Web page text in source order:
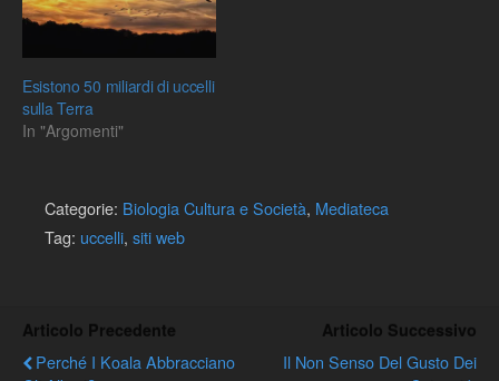
Esistono 50 miliardi di uccelli
sulla Terra
In "Argomenti"
Categorie: Biologia Cultura e Società, Mediateca
Tag: uccelli, siti web
Articolo Precedente
Perché I Koala Abbracciano
Articolo Successivo
Il Non Senso Del Gusto Dei